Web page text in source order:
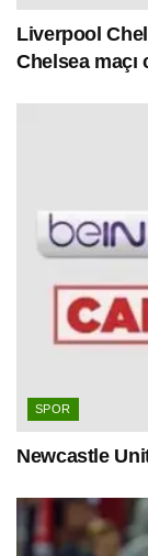
Liverpool
Chelsea maçı
SPOR
Newcastle